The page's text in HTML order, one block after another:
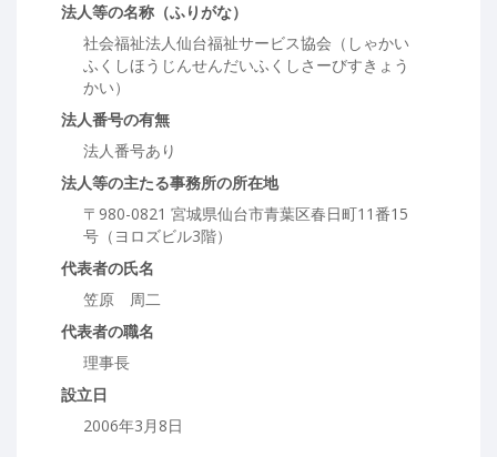
法人等の名称（ふりがな）
社会福祉法人仙台福祉サービス協会（しゃかい
ふくしほうじんせんだいふくしさーびすきょう
かい）
法人番号の有無
法人番号あり
法人等の主たる事務所の所在地
〒980-0821 宮城県仙台市青葉区春日町11番15
号（ヨロズビル3階）
代表者の氏名
笠原 周二
代表者の職名
理事長
設立日
2006年3月8日